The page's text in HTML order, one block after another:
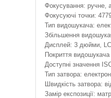
Фокусування: ручне,
Фокусуючі точки:
Тип видошукача:
Збільшення
Дисплей: 3 дюйми,
Покриття
Доступні значення
Тип затвора:
Швидкість затвора:
Замір експозиції: